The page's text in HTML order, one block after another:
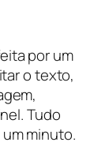
por um
o texto,
Tudo
minuto.